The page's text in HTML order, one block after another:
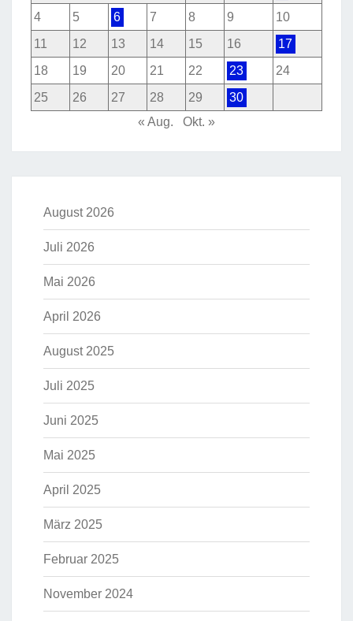
4
5 6 7 8 9
10
11
12 13 14 15 16
17
18
19 20 21 22 23
24
25
26 27 28 29
30
« Aug.
Okt. »
August 2026
Juli 2026
Mai 2026
April 2026
August 2025
Juli 2025
Juni 2025
Mai 2025
April 2025
März 2025
Februar 2025
November 2024